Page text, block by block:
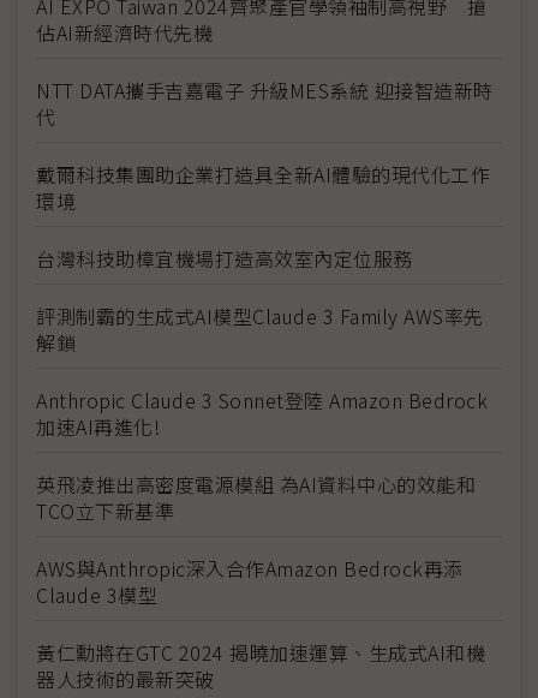
AI EXPO Taiwan 2024齊聚產官學領袖制高視野 搶
佔AI新經濟時代先機
NTT DATA攜手吉嘉電子 升級MES系統 迎接智造新時
代
戴爾科技集團助企業打造具全新AI體驗的現代化工作
環境
台灣科技助樟宜機場打造高效室內定位服務
評測制霸的生成式AI模型Claude 3 Family AWS率先
解鎖
Anthropic Claude 3 Sonnet登陸 Amazon Bedrock
加速AI再進化!
英飛凌推出高密度電源模組 為AI資料中心的效能和
TCO立下新基準
AWS與Anthropic深入合作Amazon Bedrock再添
Claude 3模型
黃仁勳將在GTC 2024 揭曉加速運算、生成式AI和機
器人技術的最新突破